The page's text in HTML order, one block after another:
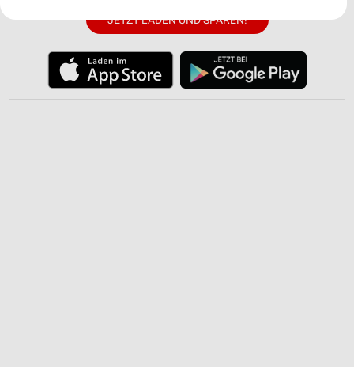
JETZT LADEN UND SPAREN!
Website/App.
Wir nutzen Ihre Daten für folgende Zwecke:
IAB-Verarbeitungszwecke: